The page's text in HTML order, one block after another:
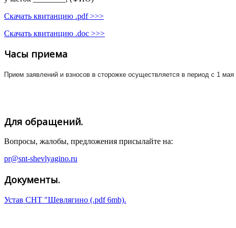
Скачать квитанцию .pdf >>>
Скачать квитанцию .doc >>>
Часы приема
Прием заявлений и взносов в сторожке осуществляется в период с 1
Для обращений.
Вопросы, жалобы, предложения присылайте на:
pr@snt-shevlyagino.ru
Документы.
Устав СНТ "Шевлягино (.pdf 6mb).